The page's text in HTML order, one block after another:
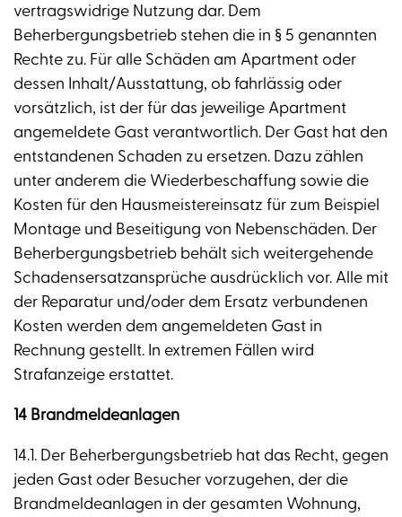
vertragswidrige Nutzung dar. Dem
Beherbergungsbetrieb stehen die in § 5 genannten
Rechte zu. Für alle Schäden am Apartment oder
dessen Inhalt/Ausstattung, ob fahrlässig oder
vorsätzlich, ist der für das jeweilige Apartment
angemeldete Gast verantwortlich. Der Gast hat den
entstandenen Schaden zu ersetzen. Dazu zählen
unter anderem die Wiederbeschaffung sowie die
Kosten für den Hausmeistereinsatz für zum Beispiel
Montage und Beseitigung von Nebenschäden. Der
Beherbergungsbetrieb behält sich weitergehende
Schadensersatzansprüche ausdrücklich vor. Alle mit
der Reparatur und/oder dem Ersatz verbundenen
Kosten werden dem angemeldeten Gast in
Rechnung gestellt. In extremen Fällen wird
Strafanzeige erstattet.
14 Brandmeldeanlagen
14.1. Der Beherbergungsbetrieb hat das Recht, gegen
jeden Gast oder Besucher vorzugehen, der die
Brandmeldeanlagen in der gesamten Wohnung,